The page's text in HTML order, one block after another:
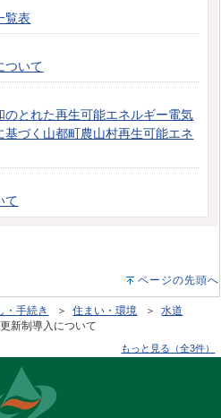
覧表
ついて
とれた再生可能エネルギー電気
づく山都町農山村再生可能エネ
て
ページの先頭へ
・手続き ＞住まい・環境 ＞水道
新制導入について
もっと見る（全3件）